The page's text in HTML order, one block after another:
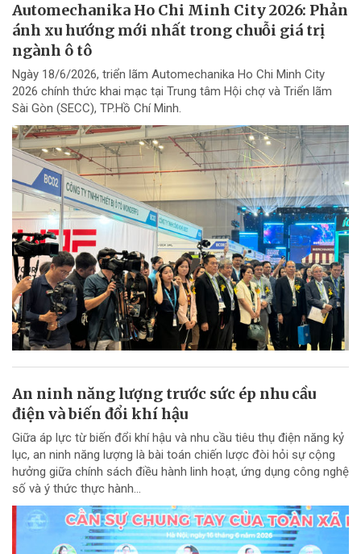
Automechanika Ho Chi Minh City 2026: Phản
ánh xu hướng mới nhất trong chuỗi giá trị
ngành ô tô
Ngày 18/6/2026, triển lãm Automechanika Ho Chi Minh City
2026 chính thức khai mạc tại Trung tâm Hội chợ và Triển lãm
Sài Gòn (SECC), TP.Hồ Chí Minh.
An ninh năng lượng trước sức ép nhu cầu
điện và biến đổi khí hậu
Giữa áp lực từ biến đổi khí hậu và nhu cầu tiêu thụ điện năng kỷ
lục, an ninh năng lượng là bài toán chiến lược đòi hỏi sự cộng
hưởng giữa chính sách điều hành linh hoạt, ứng dụng công nghệ
số và ý thức thực hành...